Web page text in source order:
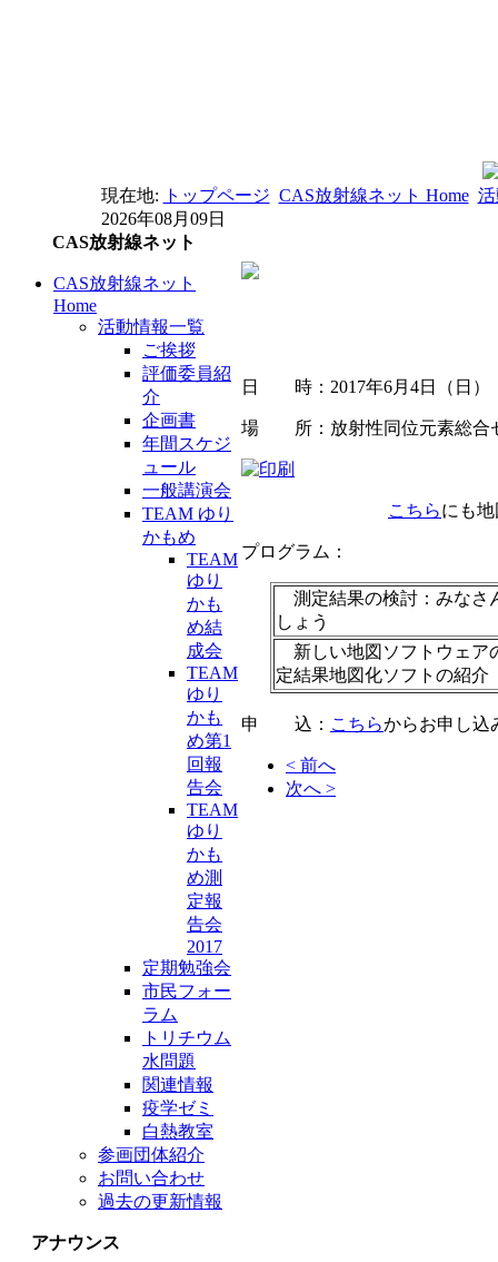
現在地: トップページ CAS放射線ネット Home
2026年08月09日
CAS放射線ネット
CAS放射線ネット
Home
活動情報一覧
ご挨拶
評価委員紹
介
企画書
年間スケジ
ュール
一般講演会
TEAM ゆり
かもめ
TEAM
ゆり
かも
め結
成会
TEAM
ゆり
かも
め第1
回報
告会
TEAM
ゆり
かも
め測
定報
告会
2017
定期勉強会
市民フォー
ラム
トリチウム
水問題
関連情報
疫学ゼミ
白熱教室
参画団体紹介
お問い合わせ
過去の更新情報
アナウンス
日 時：2017年6月4日（日）
場 所：放射性同位元素総合
こちらにも
プログラム：
測定結果の検討：みなさ
しょう
新しい地図ソフトウェア
定結果地図化ソフトの紹介
申 込： こちらからお申し込
< 前へ
次へ >